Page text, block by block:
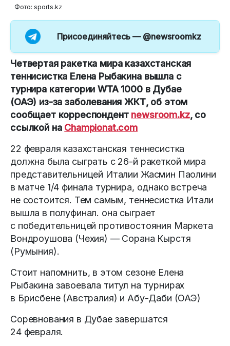
Фото: sports.kz
Присоединяйтесь — @newsroomkz
Четвертая ракетка мира казахстанская
теннисистка Елена Рыбакина вышла с
турнира категории WTA 1000 в Дубае
(ОАЭ) из-за заболевания ЖКТ, об этом
сообщает корреспондент newsroom.kz, со
ссылкой на Championat.com
22 февраля казахстанская теннесистка
должна была сыграть с 26-й ракеткой мира
представительницей Италии Жасмин Паолини
в матче 1/4 финала турнира, однако встреча
не состоится. Тем самым, теннесистка Итали
вышла в полуфинал. она сыграет
с победительницей противостояния Маркета
Вондроушова (Чехия) — Сорана Кырстя
(Румыния).
Стоит напомнить, в этом сезоне Елена
Рыбакина завоевала титул на турнирах
в Брисбене (Австралия) и Абу-Даби (ОАЭ)
Соревнования в Дубае завершатся
24 февраля.